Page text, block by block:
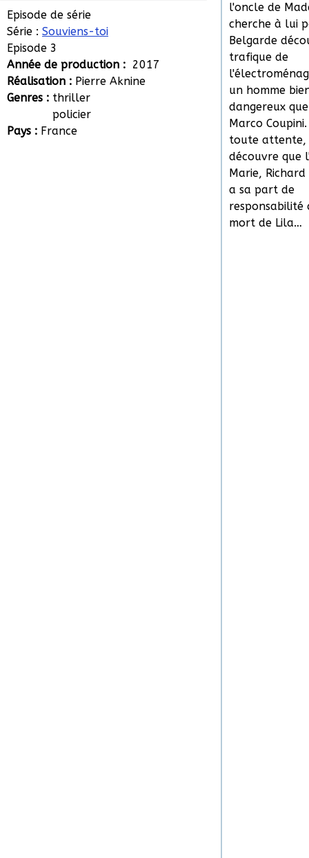
Episode de série
Série : Souviens-toi
Episode 3
Année de production : 2017
Réalisation : Pierre Aknine
Genres : thriller
policier
Pays : France
l'oncle de
cherche à lui
Belgarde
trafique de
un homme
dangereux
Marco
toute attente,
découvre que
Marie, Richard
a sa part de
responsabilité
mort de Lila…